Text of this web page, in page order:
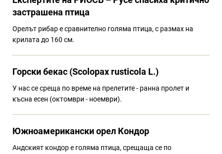
застрашена птица
Орелът рибар е сравнително голяма птица, с размах на
крилата до 160 см.
Горски бекас (Scolopax rusticola L.)
У нас се среща по време на прелетите - ранна пролет и
късна есен (октомври - ноември).
Южноамерикански орел Кондор
Андският кондор е голяма птица, срещаща се по